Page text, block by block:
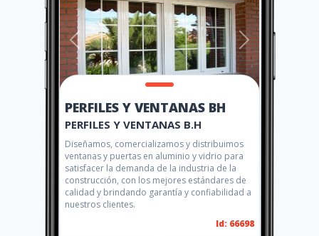
PERFILES Y VENTANAS BH
PERFILES Y VENTANAS B.H
Diseñamos, comercializamos y distribuimos
ventanas y puertas en aluminio y vidrio para
satisfacer la demanda de la industria de la
construcción, con los mejores estándares de
calidad y brindando garantía y confiabilidad a
nuestros clientes.
Id: 66698